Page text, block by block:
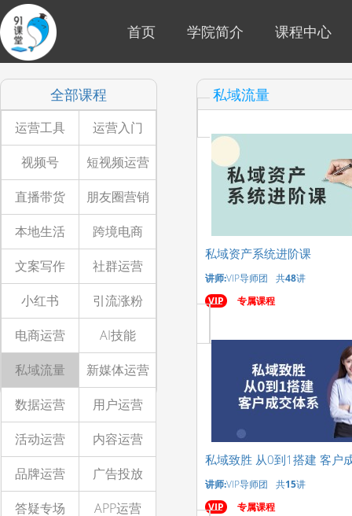
首页 学院简介 课程中心
全部课程
运营工具
运营入门
视频号
短视频运营
直播带货
朋友圈营销
本地生活
跨境电商
文案写作
社群运营
小红书
引流涨粉
电商运营
AI技能
私域流量
新媒体运营
数据运营
用户运营
活动运营
内容运营
品牌运营
广告投放
答疑专场
APP运营
私域流量
私域资产系统进阶课
讲师:VIP导师团 共48讲
VIP
专属课程
私域致胜 从0到1搭建 客户
讲师:VIP导师团 共15讲
VIP
专属课程